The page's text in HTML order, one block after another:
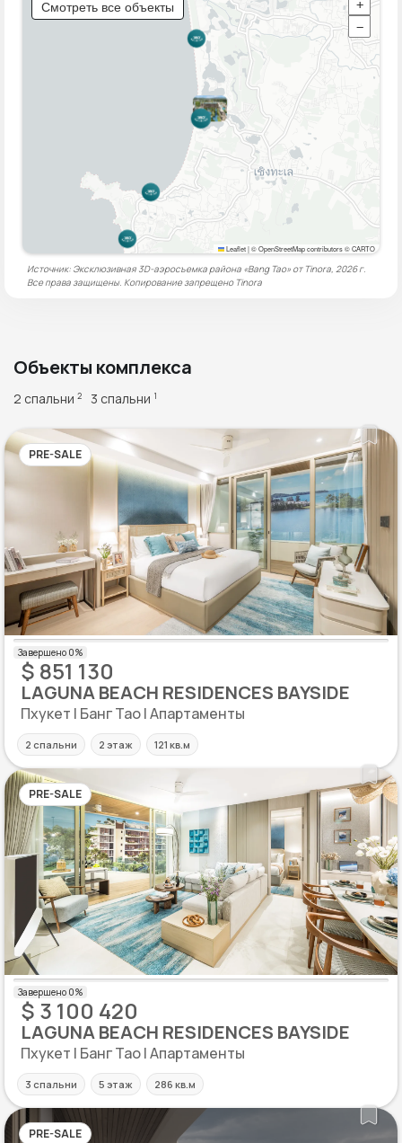
Смотреть все объекты
+
−
Leaflet|© OpenStreetMap contributors © CARTO
Источник: Эксклюзивная 3D-аэросъемка района «Bang Tao» от Tinora, 2026 г.
Все права защищены. Копирование запрещено Tinora
Объекты комплекса
2 спальни 2 3 спальни 1
PRE-SALE
$ 851 130
LAGUNA BEACH RESIDENCES BAYSIDE
Пхукет | Банг Тао | Апартаменты
2 спальни 2 этаж 121 кв.м
PRE-SALE
$ 3 100 420
LAGUNA BEACH RESIDENCES BAYSIDE
Пхукет | Банг Тао | Апартаменты
3 спальни 5 этаж 286 кв.м
PRE-SALE